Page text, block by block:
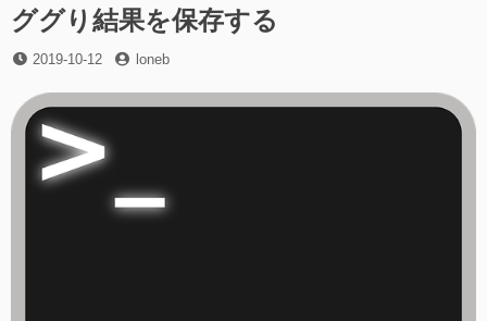
キ
ッ
ググり結果を保存する
投
日
2019-10-12
投loneb